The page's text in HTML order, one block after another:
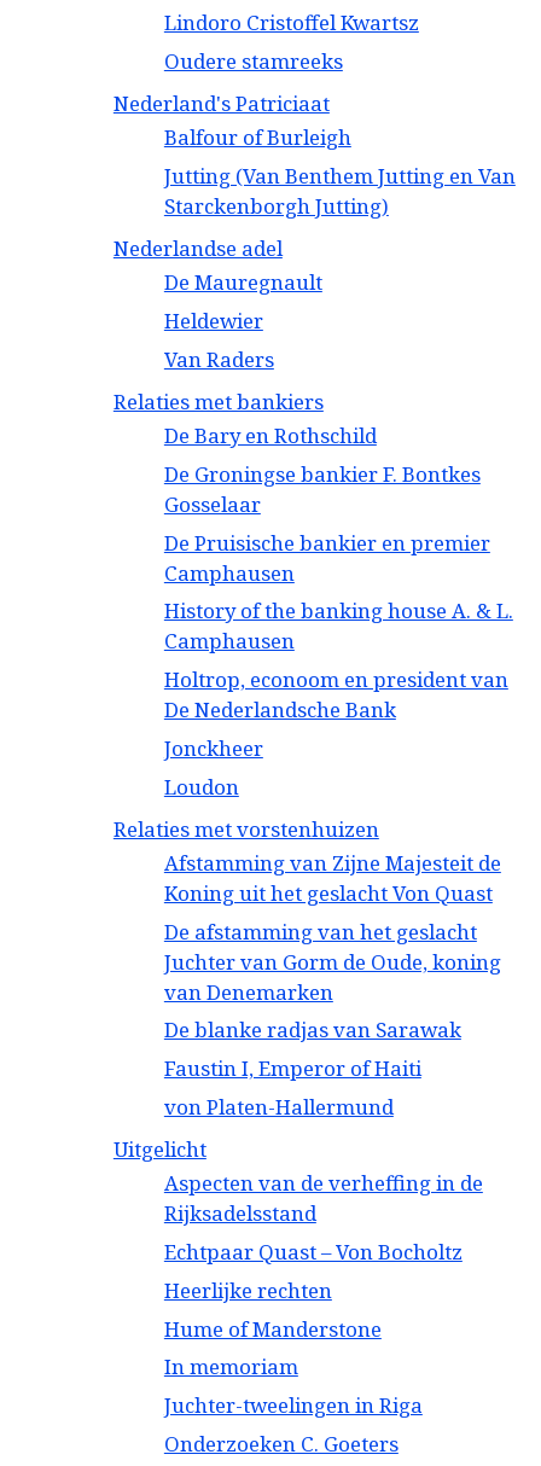
Lindoro Cristoffel Kwartsz
Oudere stamreeks
Nederland's Patriciaat
Balfour of Burleigh
Jutting (Van Benthem Jutting en Van
Starckenborgh Jutting)
Nederlandse adel
De Mauregnault
Heldewier
Van Raders
Relaties met bankiers
De Bary en Rothschild
De Groningse bankier F. Bontkes
Gosselaar
De Pruisische bankier en premier
Camphausen
History of the banking house A. & L.
Camphausen
Holtrop, econoom en president van
De Nederlandsche Bank
Jonckheer
Loudon
Relaties met vorstenhuizen
Afstamming van Zijne Majesteit de
Koning uit het geslacht Von Quast
De afstamming van het geslacht
Juchter van Gorm de Oude, koning
van Denemarken
De blanke radjas van Sarawak
Faustin I, Emperor of Haiti
von Platen-Hallermund
Uitgelicht
Aspecten van de verheffing in de
Rijksadelsstand
Echtpaar Quast – Von Bocholtz
Heerlijke rechten
Hume of Manderstone
In memoriam
Juchter-tweelingen in Riga
Onderzoeken C. Goeters